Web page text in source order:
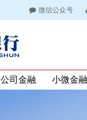
微信公众号
公司金融 小微金融